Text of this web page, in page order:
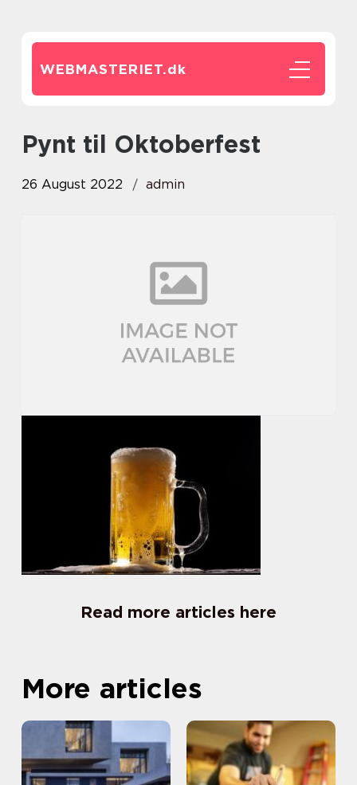
WEBMASTERIET.dk
Pynt til Oktoberfest
26 August 2022 admin
Read more articles here
More articles